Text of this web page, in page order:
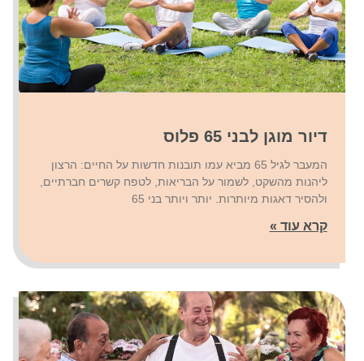
דיור מוגן לבני 65 פלוס
המעבר לגיל 65 מביא עמו תובנות חדשות על החיים: הרצון
ליהנות מהשקט, לשמור על הבריאות, לטפח קשרים חברתיים,
ולהסיר דאגות מיותרות. יותר ויותר בני 65
קרא עוד »